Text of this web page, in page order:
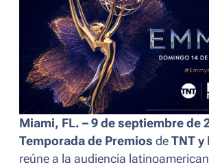
Miami, FL. – 9 de septiembre de
Temporada de Premios de TNT y
reúne a la audiencia